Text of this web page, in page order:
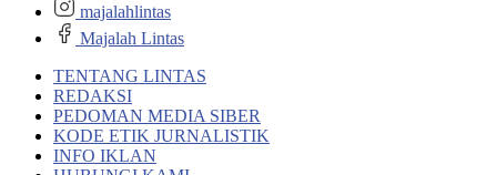
majalahlintas
Majalah Lintas
TENTANG LINTAS
REDAKSI
PEDOMAN MEDIA SIBER
KODE ETIK JURNALISTIK
INFO IKLAN